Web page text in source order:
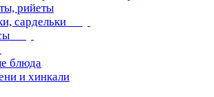
рийеты
сардельки
блюда
и хинкали